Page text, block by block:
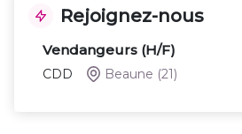
Rejoignez-nous
Vendangeurs (H/F)
CDD Beaune (21)